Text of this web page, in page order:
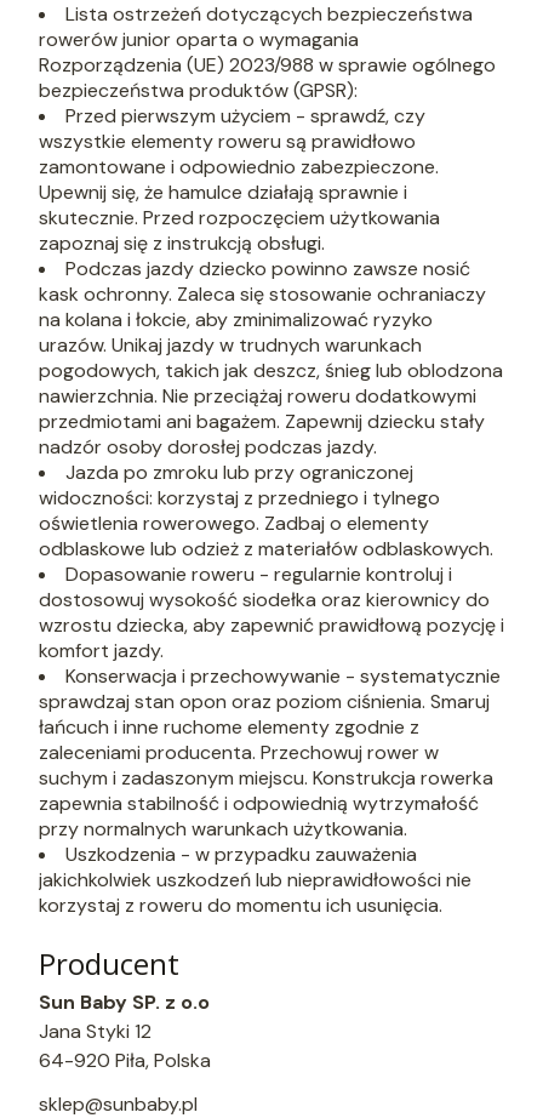
Lista ostrzeżeń dotyczących bezpieczeństwa
rowerów junior oparta o wymagania
Rozporządzenia (UE) 2023/988 w sprawie ogólnego
bezpieczeństwa produktów (GPSR):
Przed pierwszym użyciem - sprawdź, czy
wszystkie elementy roweru są prawidłowo
zamontowane i odpowiednio zabezpieczone.
Upewnij się, że hamulce działają sprawnie i
skutecznie. Przed rozpoczęciem użytkowania
zapoznaj się z instrukcją obsługi.
Podczas jazdy dziecko powinno zawsze nosić
kask ochronny. Zaleca się stosowanie ochraniaczy
na kolana i łokcie, aby zminimalizować ryzyko
urazów. Unikaj jazdy w trudnych warunkach
pogodowych, takich jak deszcz, śnieg lub oblodzona
nawierzchnia. Nie przeciążaj roweru dodatkowymi
przedmiotami ani bagażem. Zapewnij dziecku stały
nadzór osoby dorosłej podczas jazdy.
Jazda po zmroku lub przy ograniczonej
widoczności: korzystaj z przedniego i tylnego
oświetlenia rowerowego. Zadbaj o elementy
odblaskowe lub odzież z materiałów odblaskowych.
Dopasowanie roweru - regularnie kontroluj i
dostosowuj wysokość siodełka oraz kierownicy do
wzrostu dziecka, aby zapewnić prawidłową pozycję i
komfort jazdy.
Konserwacja i przechowywanie - systematycznie
sprawdzaj stan opon oraz poziom ciśnienia. Smaruj
łańcuch i inne ruchome elementy zgodnie z
zaleceniami producenta. Przechowuj rower w
suchym i zadaszonym miejscu. Konstrukcja rowerka
zapewnia stabilność i odpowiednią wytrzymałość
przy normalnych warunkach użytkowania.
Uszkodzenia - w przypadku zauważenia
jakichkolwiek uszkodzeń lub nieprawidłowości nie
korzystaj z roweru do momentu ich usunięcia.
Producent
Sun Baby SP. z o.o
Jana Styki 12
64-920 Piła, Polska
sklep@sunbaby.pl